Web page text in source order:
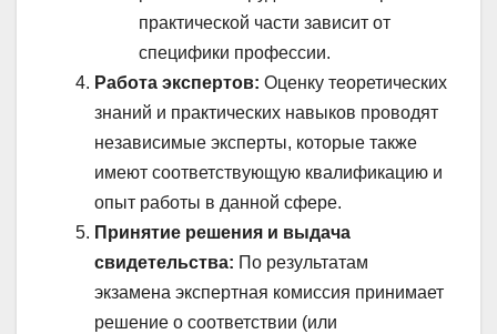
практической части зависит от
специфики профессии.
Работа экспертов: Оценку теоретических
знаний и практических навыков проводят
независимые эксперты, которые также
имеют соответствующую квалификацию и
опыт работы в данной сфере.
Принятие решения и выдача
свидетельства: По результатам
экзамена экспертная комиссия принимает
решение о соответствии (или